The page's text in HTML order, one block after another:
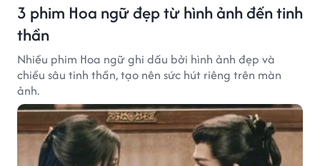
3 phim Hoa ngữ đẹp từ hình ảnh đến tinh
thần
Nhiều phim Hoa ngữ ghi dấu bởi hình ảnh đẹp và
chiều sâu tinh thần, tạo nên sức hút riêng trên màn
ảnh.